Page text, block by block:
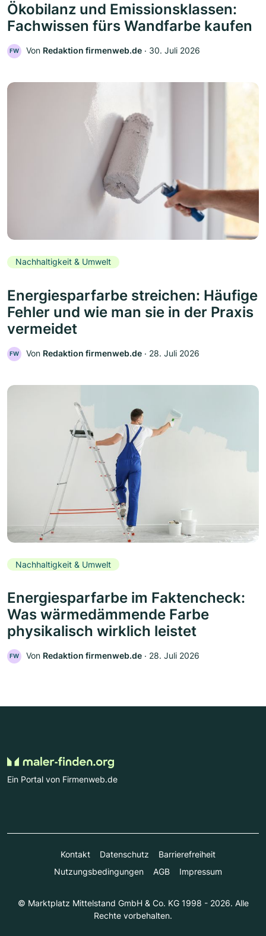
Ökobilanz und Emissionsklassen:
Fachwissen fürs Wandfarbe kaufen
FW Von Redaktion firmenweb.de ‧ 30. Juli 2026
Nachhaltigkeit & Umwelt
Energiesparfarbe streichen: Häufige
Fehler und wie man sie in der Praxis
vermeidet
FW Von Redaktion firmenweb.de ‧ 28. Juli 2026
Nachhaltigkeit & Umwelt
Energiesparfarbe im Faktencheck:
Was wärmedämmende Farbe
physikalisch wirklich leistet
FW Von Redaktion firmenweb.de ‧ 28. Juli 2026
Ein Portal von Firmenweb.de
Kontakt Datenschutz
Barrierefreiheit
Nutzungsbedingungen
AGB Impressum
© Marktplatz Mittelstand GmbH & Co. KG 1998 - 2026. Alle
Rechte vorbehalten.